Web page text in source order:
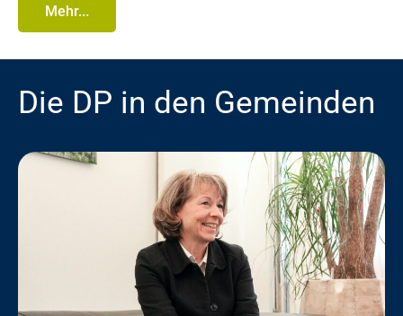
Mehr...
Die DP in den Gemeinden